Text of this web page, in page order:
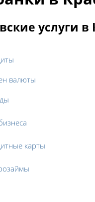
услуги
валюты
карты